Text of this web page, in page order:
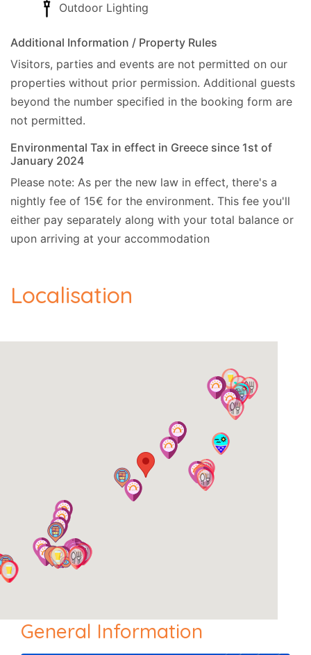
Politique d'enregistrement/de départ
- L'heure de vérification officielle est 16h00.
- L'enregistrement des bagages s'effectue à
13h00.
- L'heure de départ officielle est 10h00. Nous
pouvons être flexibles avec les heures
d'enregistrement et de départ sur demande. Le
nettoyeur peut être dans la propriété même après
l'heure de vérification officielle et restera jusqu'à
ce que le nettoyage de la propriété soit terminé.
Outdoor Lighting
Additional Information / Property Rules
Visitors, parties and events are not permitted on our
properties without prior permission. Additional guests
beyond the number specified in the booking form are
not permitted.
Environmental Tax in effect in Greece since 1st of
January 2024
Please note: As per the new law in effect, there's a
nightly fee of 15€ for the environment. This fee you'll
either pay separately along with your total balance or
upon arriving at your accommodation
Localisation
General Information